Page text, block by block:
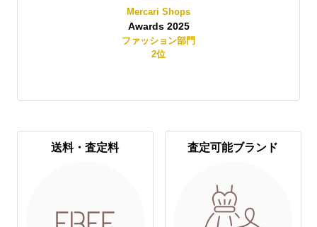
Yahoo!オークション
Best Store Awards 2025
レディースファッション部門
送料・査定料 査定可能ブランド